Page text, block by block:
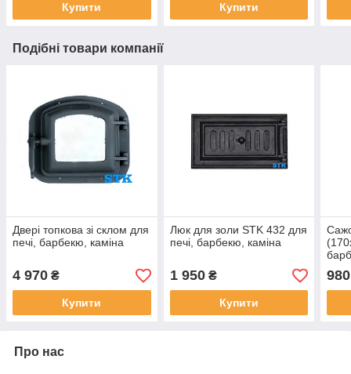
Купити Купити
Подібні товари компанії
Двері топкова зі склом для
печі, барбекю, каміна
4 970 ₴
Купити
Люк для золи STK 432 для
печі, барбекю, каміна
1 950₴
Купити
980
Про нас